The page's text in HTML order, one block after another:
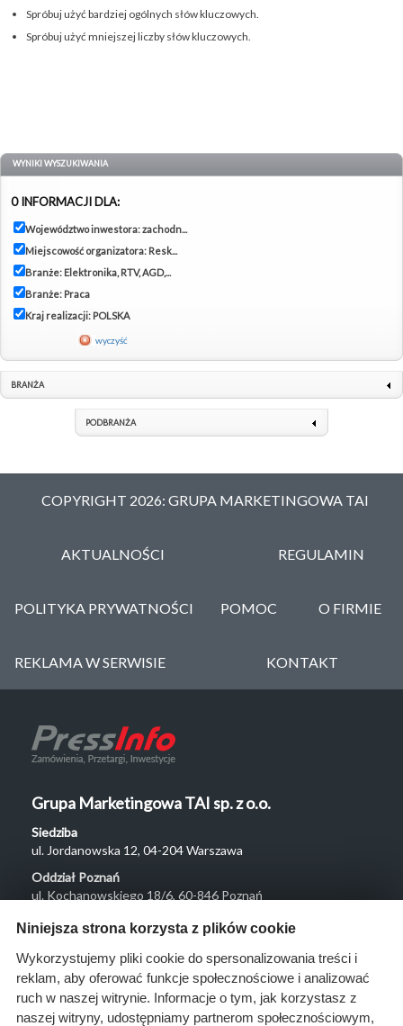
Spróbuj użyć bardziej ogólnych słów kluczowych.
Spróbuj użyć mniejszej liczby słów kluczowych.
WYNIKI WYSZUKIWANIA
0 INFORMACJI DLA:
Województwo inwestora: zachodn...
Miejscowość organizatora: Resk...
Branże: Elektronika, RTV, AGD,...
Branże: Praca
Kraj realizacji: POLSKA
wyczyść
BRANŻA
PODBRANŻA
COPYRIGHT 2026: GRUPA MARKETINGOWA TAI
AKTUALNOŚCI REGULAMIN
POLITYKA PRYWATNOŚCI POMOC O FIRMIE
REKLAMA W SERWISIE KONTAKT
Grupa Marketingowa TAI sp. z o.o.
Siedziba
ul. Jordanowska 12, 04-204 Warszawa
Oddział Poznań
ul. Kochanowskiego 18/6, 60-846 Poznań
Menu
O nas
Rozwiązania
Monitoring
Niniejsza strona korzysta z plików cookie
Wykorzystujemy pliki cookie do spersonalizowania treści i
reklam, aby oferować funkcje społecznościowe i analizować
ruch w naszej witrynie. Informacje o tym, jak korzystasz z
naszej witryny, udostępniamy partnerom społecznościowym,